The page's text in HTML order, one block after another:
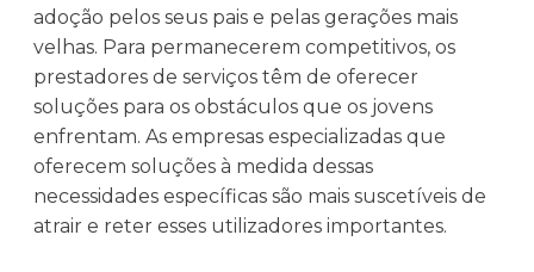
adoção pelos seus pais e pelas gerações mais
velhas. Para permanecerem competitivos, os
prestadores de serviços têm de oferecer
soluções para os obstáculos que os jovens
enfrentam. As empresas especializadas que
oferecem soluções à medida dessas
necessidades específicas são mais suscetíveis de
atrair e reter esses utilizadores importantes.